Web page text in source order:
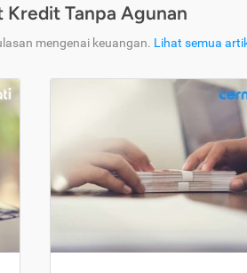
Tanpa Agunan
mengenai keuangan. Lihat semua